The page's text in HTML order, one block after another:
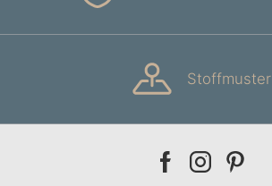
Stoffmuster
Our
Our
Our